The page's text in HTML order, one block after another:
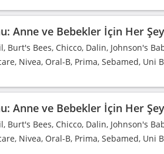
Anne ve Bebekler İçin Her
Burt's Bees, Chicco, Dalin, Johnson's
Nivea, Oral-B, Prima, Sebamed,
Anne ve Bebekler İçin Her
Burt's Bees, Chicco, Dalin, Johnson's
Nivea, Oral-B, Prima, Sebamed,